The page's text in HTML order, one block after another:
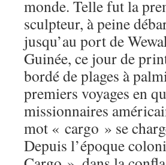
monde. Telle fut la
sculpteur, à peine
jusqu’au port de
Guinée, ce jour de
bordé de plages à
premiers voyages en
missionnaires
mot « cargo » se
Depuis l’époque